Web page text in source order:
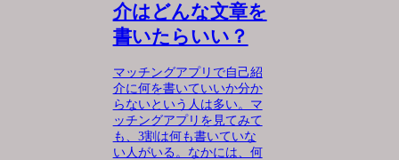
介はどんな文章を
書いたらいい？
マッチングアプリで自己紹
介に何を書いていいか分か
らないという人は多い。マ
ッチングアプリを見てみて
も、3割は何も書いていな
い人がいる。なかには、何